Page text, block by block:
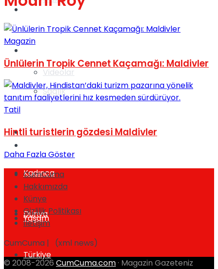
Videolar
Yaşam
Gündem
Sağlık
TV
Kadınca
Dünya
Türkiye
Magazin
Ünlülerin Tropik Cennet Kaçamağı: Maldivler
Tatil
Hintli turistlerin gözdesi Maldivler
Daha Fazla Göster
CumCuma
Hakkımızda
Künye
Gizlilik Politikası
İletişim
CumCuma | (xml news)
© 2008-2026 CumCuma.com · Magazin Gazeteniz